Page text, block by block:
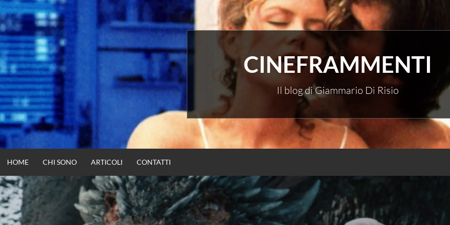
Vai
al
contenuto
CINEFRAMMENTI
Il blog di Giammario Di Risio
HOME CHI SONO ARTICOLI CONTATTI